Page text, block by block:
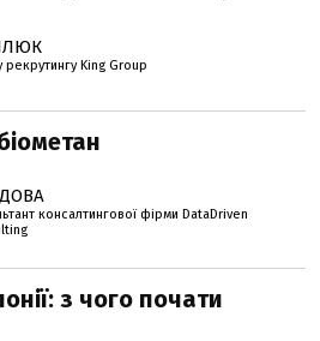
рекрутингу King Group
консалтингової фірми DataDriven
з чого почати